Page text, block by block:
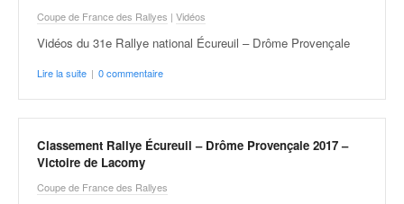
Coupe de France des Rallyes | Vidéos
Vidéos du 31e Rallye national Écureuil – Drôme Provençale
Lire la suite | 0 commentaire
Classement Rallye Écureuil – Drôme Provençale 2017 –
Victoire de Lacomy
Coupe de France des Rallyes